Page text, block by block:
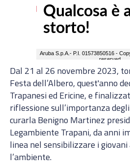
Dal 21 al 26 novembre 2023,
Festa dell’Albero, quest'anno
Trapanesi ed Ericine, e
riflessione sull’importanza
curarla Benigno Martinez
Legambiente Trapani, da anni
linea nel sensibilizzare i
l’ambiente.